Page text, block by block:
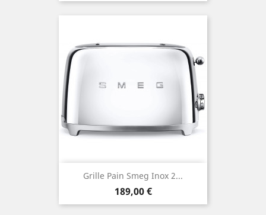
Grille Pain Smeg Inox 2...
Prix
189,00 €